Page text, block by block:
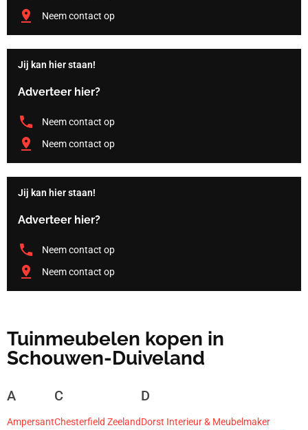
Neem contact op
Jij kan hier staan!
Adverteer hier?
Neem contact op
Neem contact op
Jij kan hier staan!
Adverteer hier?
Neem contact op
Neem contact op
Tuinmeubelen kopen in
Schouwen-Duiveland
A
Ampersant
C
Chesterfield Zeeland
D
Dorst Interieur & Meubelmaker